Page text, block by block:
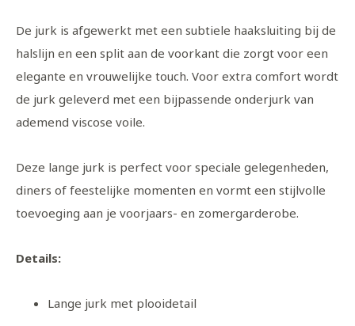
De jurk is afgewerkt met een subtiele haaksluiting bij de
halslijn en een split aan de voorkant die zorgt voor een
elegante en vrouwelijke touch. Voor extra comfort wordt
de jurk geleverd met een bijpassende onderjurk van
ademend viscose voile.
Deze lange jurk is perfect voor speciale gelegenheden,
diners of feestelijke momenten en vormt een stijlvolle
toevoeging aan je voorjaars- en zomergarderobe.
Details:
Lange jurk met plooidetail